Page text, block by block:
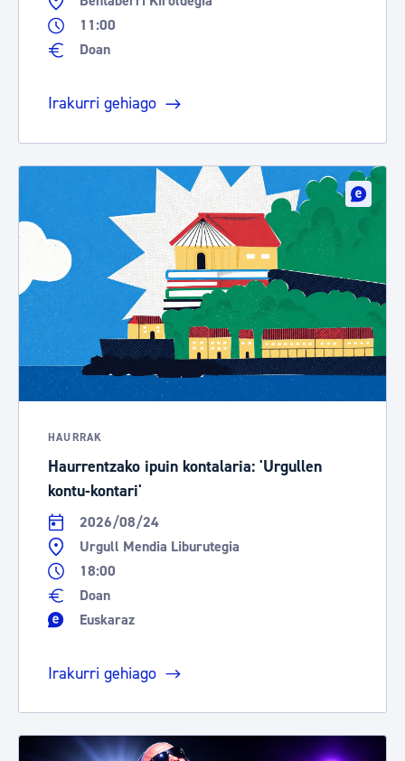
11:00
Doan
Irakurri gehiago
HAURRAK
Haurrentzako ipuin kontalaria: 'Urgullen
kontu-kontari'
2026/08/24
Urgull Mendia Liburutegia
18:00
Doan
Euskaraz
Irakurri gehiago